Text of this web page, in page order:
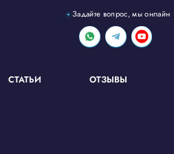
Задайте вопрос, мы онлайн
СТАТЬИ ОТЗЫВЫ